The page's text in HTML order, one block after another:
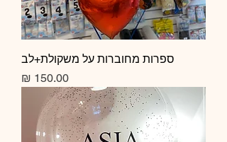
ספרות מחוברות על משקולת+לב
מחיר